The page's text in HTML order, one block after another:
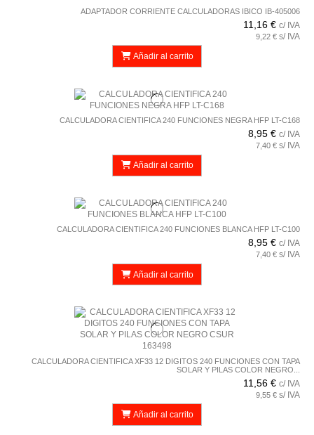
ADAPTADOR CORRIENTE CALCULADORAS IBICO IB-405006
11,16 € c/ IVA
9,22 € s/ IVA
Añadir al carrito
CALCULADORA CIENTIFICA 240 FUNCIONES NEGRA HFP LT-C168
8,95 € c/ IVA
7,40 € s/ IVA
Añadir al carrito
CALCULADORA CIENTIFICA 240 FUNCIONES BLANCA HFP LT-C100
8,95 € c/ IVA
7,40 € s/ IVA
Añadir al carrito
CALCULADORA CIENTIFICA XF33 12 DIGITOS 240 FUNCIONES CON TAPA
SOLAR Y PILAS COLOR NEGRO...
11,56 € c/ IVA
9,55 € s/ IVA
Añadir al carrito